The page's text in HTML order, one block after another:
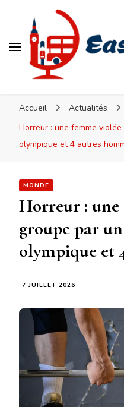
Accueil Actualités
Horreur : une femme
olympique et 4 autres
MONDE
Horreur : une
groupe par
olympique et
7 JUILLET 2026